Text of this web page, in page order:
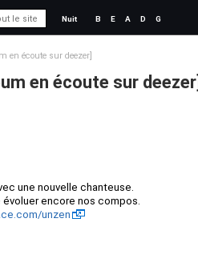
Nuit B E A D G
en écoute sur deezer]
en écoute sur deezer]
une nouvelle chanteuse.
encore nos compos.
unzen